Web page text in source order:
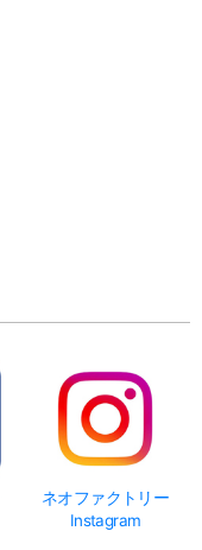
ネオファクトリー
Instagram